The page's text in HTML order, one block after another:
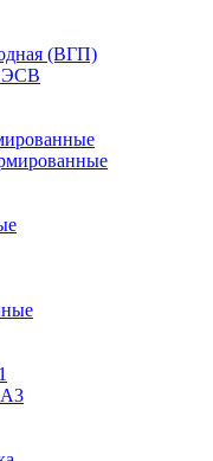
(ВГП)
ЭСВ
А3